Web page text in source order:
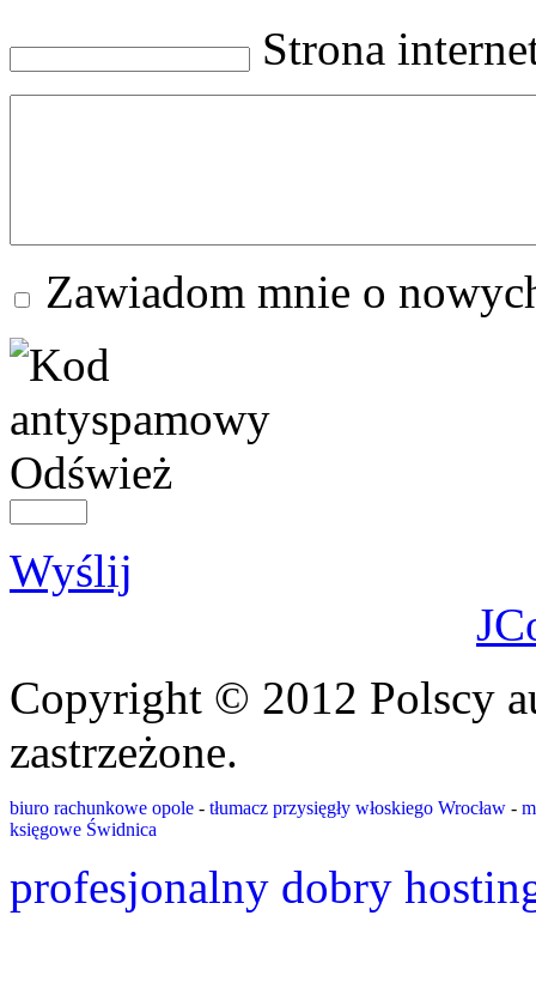
Strona
Zawiadom mnie o
Odśwież
Wyślij
Copyright © 2012 Polscy
zastrzeżone.
biuro rachunkowe opole - tłumacz przysięgły włoskiego Wrocław -
księgowe Świdnica
profesjonalny dobry